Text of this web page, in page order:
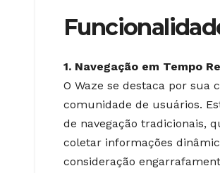
1. Navegação em Tempo
O Waze se destaca por
comunidade de usuários.
de navegação tradicionais,
coletar informações
consideração